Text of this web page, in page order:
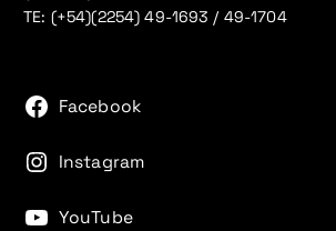
TE: (+54)(2254) 49-1693 / 49-1704
Facebook
Instagram
YouTube